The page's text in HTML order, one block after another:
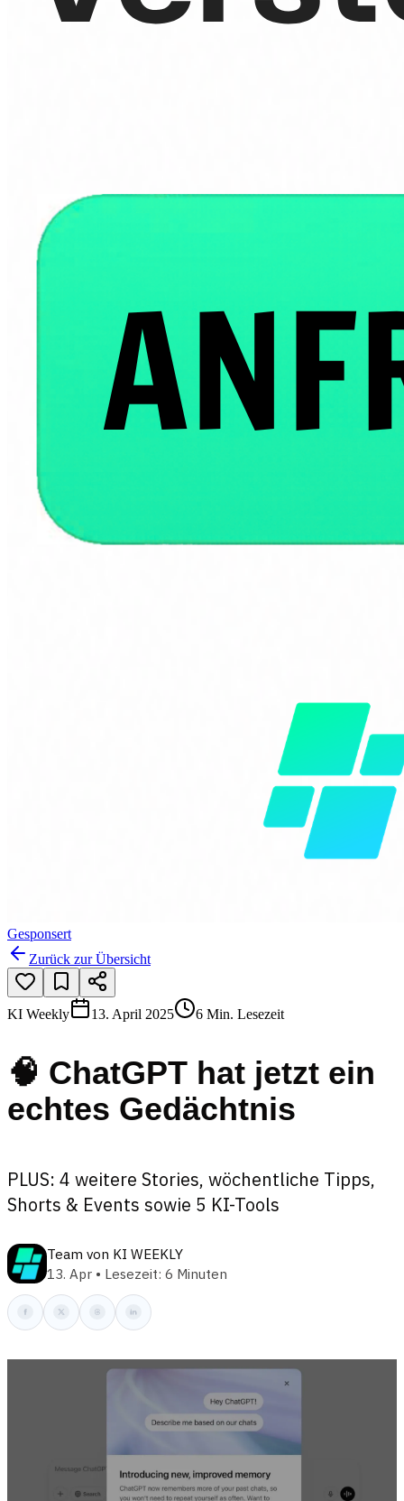
Gesponsert
Zurück zur Übersicht
KI Weekly 13. April 2025 6 Min. Lesezeit
🧠 ChatGPT hat jetzt ein
echtes Gedächtnis
PLUS: 4 weitere Stories, wöchentliche Tipps,
Shorts & Events sowie 5 KI-Tools
Team von KI WEEKLY
13. Apr • Lesezeit: 6 Minuten